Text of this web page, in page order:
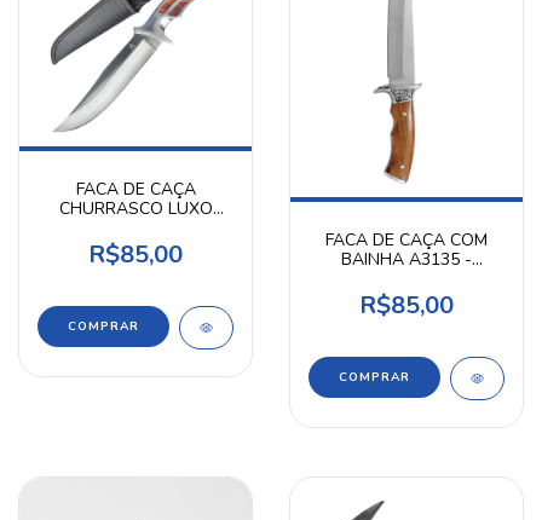
FACA DE CAÇA
CHURRASCO LUXO
A11
R$85,00
FACA DE CAÇA COM
BAINHA A3135 -
R$85,00